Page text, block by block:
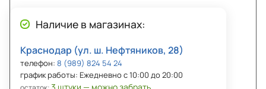
Наличие в магазинах:
Краснодар (ул. ш. Нефтяников, 28)
телефон: 8 (989) 824 54 24
график работы: Ежедневно с 10:00 до 20:00